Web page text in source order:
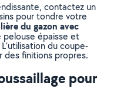
contactez un
pour tondre votre
du gazon avec
pelouse épaisse et
du coupe-
des finitions propres.
pour